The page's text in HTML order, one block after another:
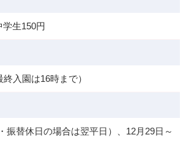
生150円
入園は16時まで）
振替休日の場合は翌平日）、12月29日～